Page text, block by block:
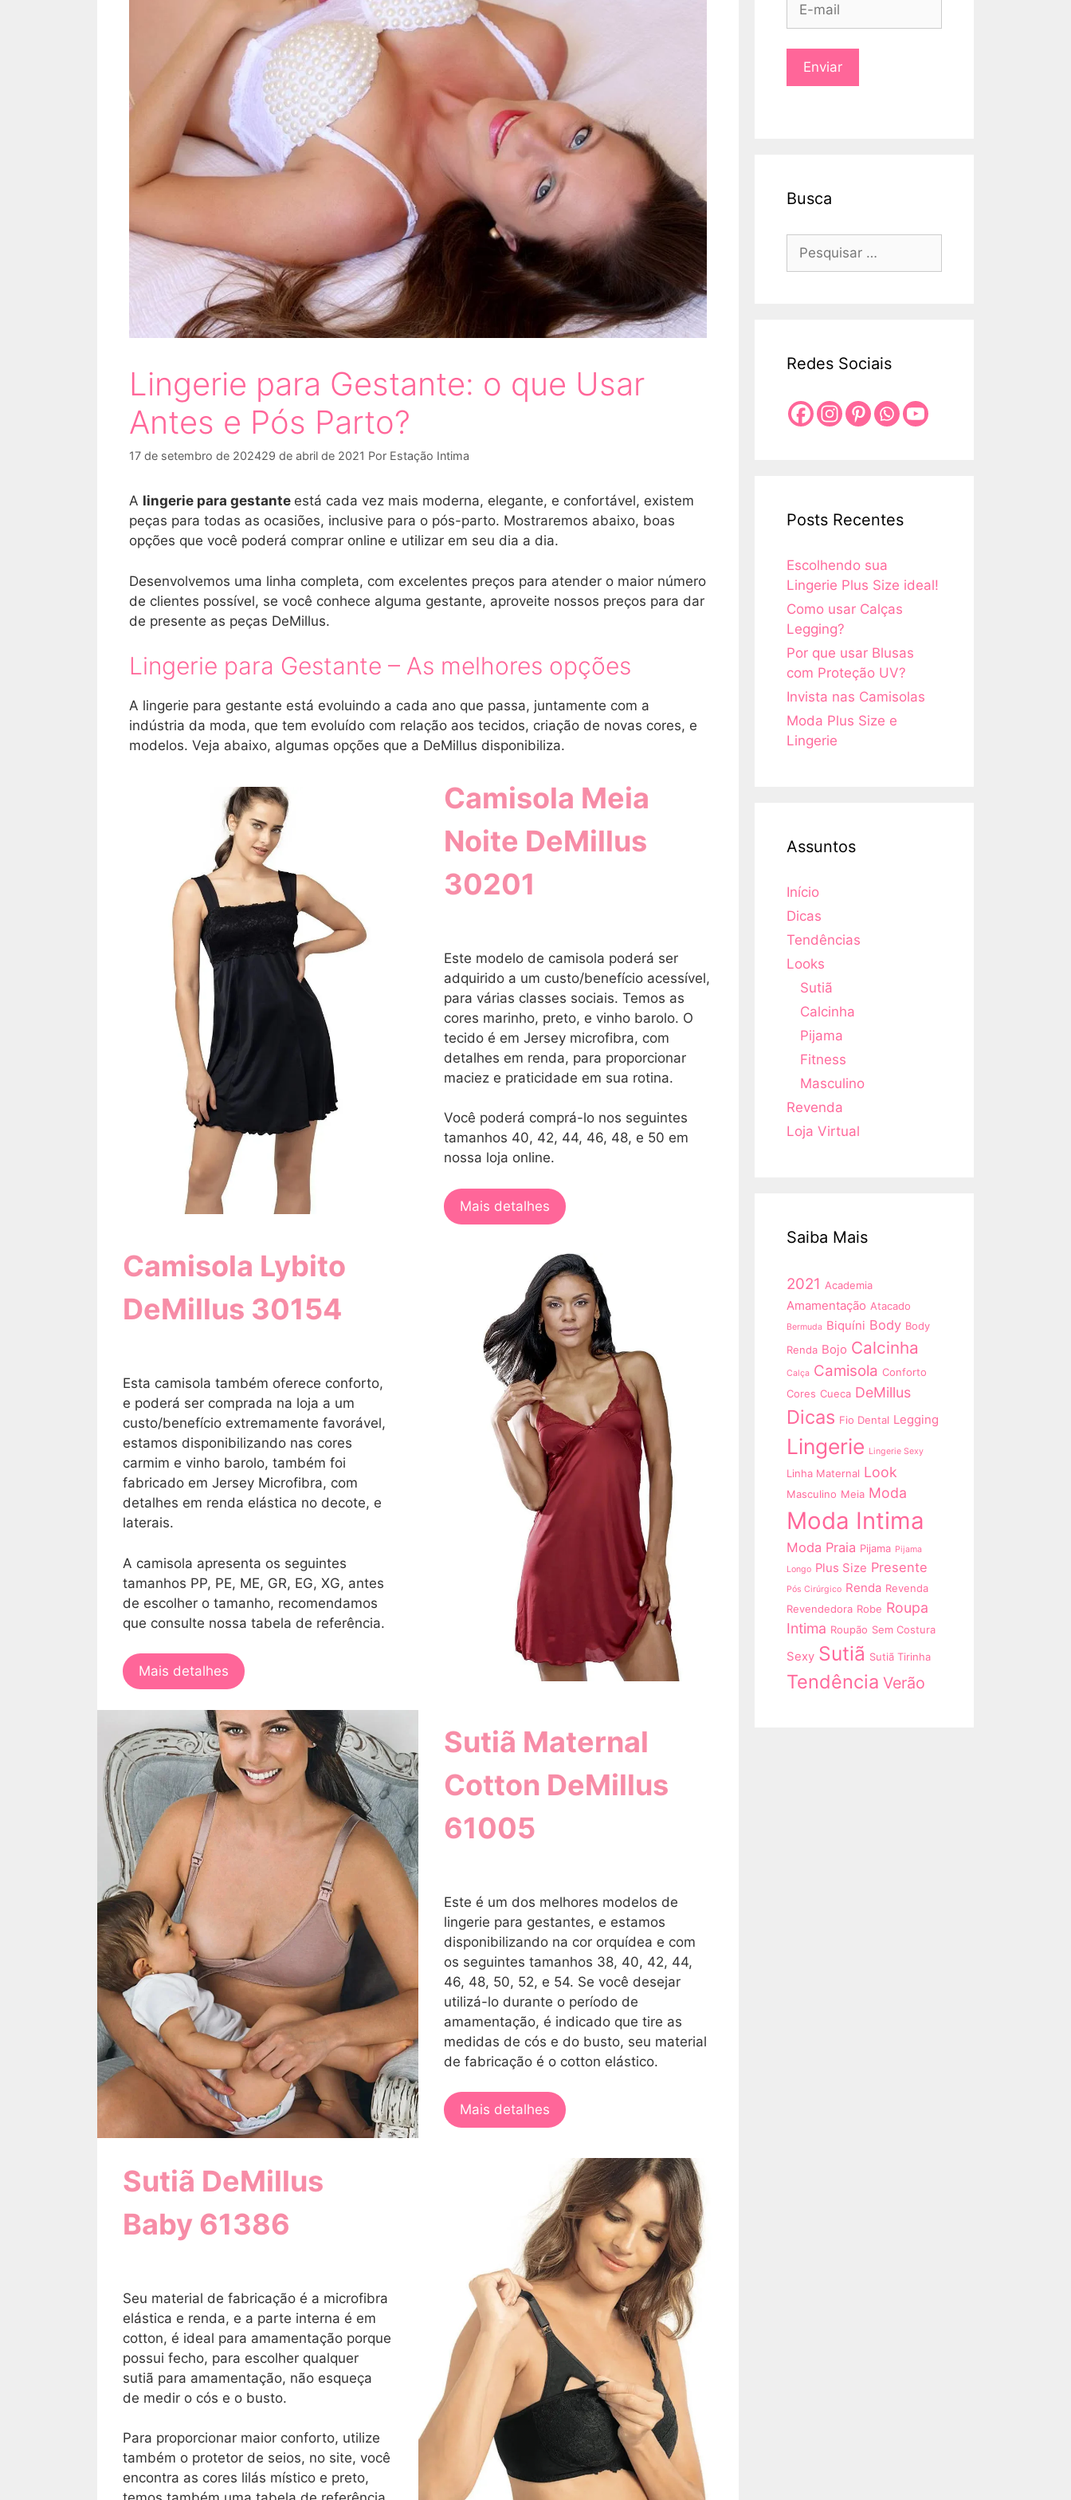
Lingerie para Gestante: o que Usar
Antes e Pós Parto?
17 de setembro de 202429 de abril de 2021 Por Estação Intima
A lingerie para gestante está cada vez mais moderna, elegante, e confortável, existem
peças para todas as ocasiões, inclusive para o pós-parto. Mostraremos abaixo, boas
opções que você poderá comprar online e utilizar em seu dia a dia.
Desenvolvemos uma linha completa, com excelentes preços para atender o maior número
de clientes possível, se você conhece alguma gestante, aproveite nossos preços para dar
de presente as peças DeMillus.
Lingerie para Gestante – As melhores opções
A lingerie para gestante está evoluindo a cada ano que passa, juntamente com a
indústria da moda, que tem evoluído com relação aos tecidos, criação de novas cores, e
modelos. Veja abaixo, algumas opções que a DeMillus disponibiliza.
Camisola Meia
Noite DeMillus
30201
Este modelo de camisola poderá ser
adquirido a um custo/benefício acessível,
para várias classes sociais. Temos as
cores marinho, preto, e vinho barolo. O
tecido é em Jersey microfibra, com
detalhes em renda, para proporcionar
maciez e praticidade em sua rotina.
Você poderá comprá-lo nos seguintes
tamanhos 40, 42, 44, 46, 48, e 50 em
nossa loja online.
Mais detalhes
Camisola Lybito
DeMillus 30154
Esta camisola também oferece conforto,
e poderá ser comprada na loja a um
custo/benefício extremamente favorável,
estamos disponibilizando nas cores
carmim e vinho barolo, também foi
fabricado em Jersey Microfibra, com
detalhes em renda elástica no decote, e
laterais.
A camisola apresenta os seguintes
tamanhos PP, PE, ME, GR, EG, XG, antes
de escolher o tamanho, recomendamos
que consulte nossa tabela de referência.
Mais detalhes
Sutiã Maternal
Cotton DeMillus
61005
Este é um dos melhores modelos de
lingerie para gestantes, e estamos
disponibilizando na cor orquídea e com
os seguintes tamanhos 38, 40, 42, 44,
46, 48, 50, 52, e 54. Se você desejar
utilizá-lo durante o período de
amamentação, é indicado que tire as
medidas de cós e do busto, seu material
de fabricação é o cotton elástico.
Mais detalhes
Sutiã DeMillus
Baby 61386
Seu material de fabricação é a microfibra
elástica e renda, e a parte interna é em
cotton, é ideal para amamentação porque
possui fecho, para escolher qualquer
sutiã para amamentação, não esqueça
de medir o cós e o busto.
Para proporcionar maior conforto, utilize
também o protetor de seios, no site, você
encontra as cores lilás místico e preto,
Busca
por:
Redes Sociais
Posts Recentes
Escolhendo sua
Lingerie Plus Size ideal!
Como usar Calças
Legging?
Por que usar Blusas
com Proteção UV?
Invista nas Camisolas
Moda Plus Size e
Lingerie
Assuntos
Início
Dicas
Tendências
Looks
Sutiã
Calcinha
Pijama
Fitness
Masculino
Revenda
Loja Virtual
Saiba Mais
2021 Academia
Amamentação Atacado
Bermuda Biquíni Body Body
Renda Bojo Calcinha
Calça Camisola Conforto
Cores Cueca DeMillus
Dicas Fio Dental Legging
Lingerie Lingerie Sexy
Linha Maternal Look
Masculino Meia Moda
Moda Intima
Moda Praia Pijama Pijama
Longo Plus Size Presente
Pós Cirúrgico Renda Revenda
Revendedora Robe Roupa
Intima Roupão Sem Costura
Sexy Sutiã Sutiã Tirinha
Tendência Verão